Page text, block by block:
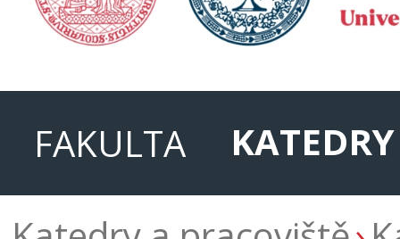
FAKULTA